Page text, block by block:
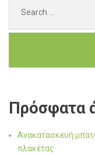
for:
Πρόσφατα
Ανακατασκευή
πλακέτας